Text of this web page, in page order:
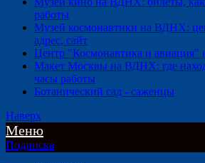
работы
Музей космонавтики на ВДНХ:
адрес, сайт
Центр "Космонавтика и
Макет Москвы на ВДНХ: где
часы работы
Ботанический сад - саженцы
Наверх
Меню
Подписка